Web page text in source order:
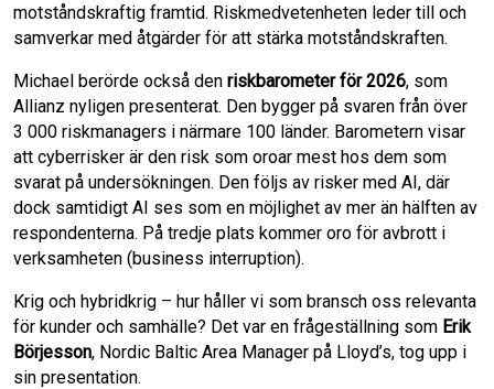
motståndskraftig framtid. Riskmedvetenheten leder till och
samverkar med åtgärder för att stärka motståndskraften.
Michael berörde också den riskbarometer för 2026, som
Allianz nyligen presenterat. Den bygger på svaren från över
3 000 riskmanagers i närmare 100 länder. Barometern visar
att cyberrisker är den risk som oroar mest hos dem som
svarat på undersökningen. Den följs av risker med AI, där
dock samtidigt AI ses som en möjlighet av mer än hälften av
respondenterna. På tredje plats kommer oro för avbrott i
verksamheten (business interruption).
Krig och hybridkrig – hur håller vi som bransch oss relevanta
för kunder och samhälle? Det var en frågeställning som Erik
Börjesson, Nordic Baltic Area Manager på Lloyd’s, tog upp i
sin presentation.